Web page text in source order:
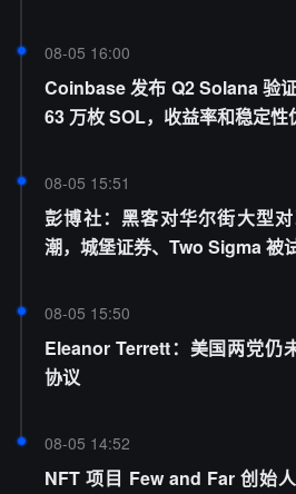
08-05 16:00
Coinbase 发布 Q2 Solana 验
63 万枚 SOL，收益率和稳定性
08-05 15:51
彭博社：黑客对华尔街大型
潮，城堡证券、Two Sigma 被
08-05 15:50
Eleanor Terrett：美国两党仍
协议
08-05 14:52
NFT 项目 Few and Far 创始